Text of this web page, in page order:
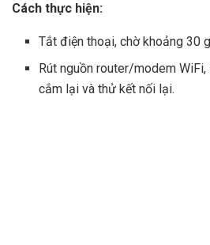
Cách thực hiện:
Tắt điện thoại, chờ khoảng 30
Rút nguồn router/modem
cắm lại và thử kết nối lại.